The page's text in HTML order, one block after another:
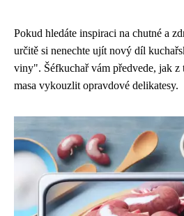
Pokud hledáte inspiraci na chutné a
určitě si nenechte ujít nový díl
viny". Šéfkuchař vám předvede, jak z
masa vykouzlit opravdové delikatesy.